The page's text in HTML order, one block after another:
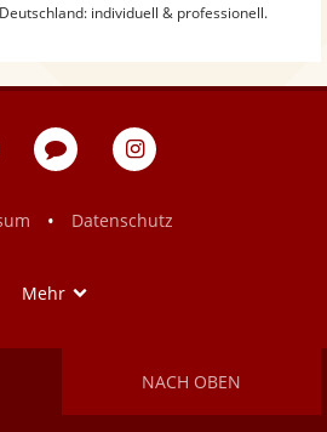
individuell & professionell.
Blog
eventpeppers
• Datenschutz
Mehr
NACH OBEN